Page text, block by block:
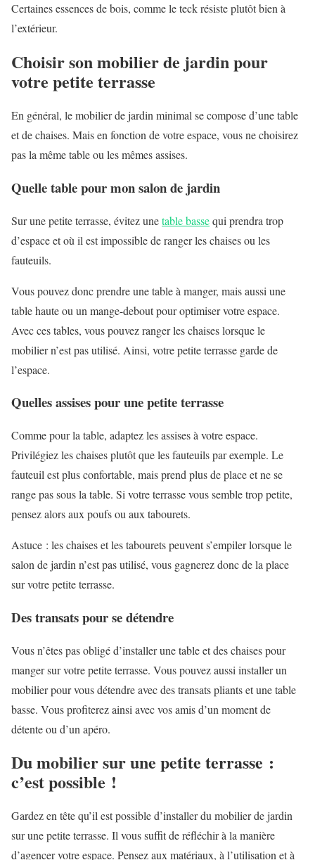
Certaines essences de bois, comme le teck résiste plutôt bien à
l’extérieur.
Choisir son mobilier de jardin pour
votre petite terrasse
En général, le mobilier de jardin minimal se compose d’une table
et de chaises. Mais en fonction de votre espace, vous ne choisirez
pas la même table ou les mêmes assises.
Quelle table pour mon salon de jardin
Sur une petite terrasse, évitez unetable bassequi prendra trop
d’espace et où il est impossible de ranger les chaises ou les
fauteuils.
Vous pouvez donc prendre une table à manger, mais aussi une
table haute ou un mange-debout pour optimiser votre espace.
Avec ces tables, vous pouvez ranger les chaises lorsque le
mobilier n’est pas utilisé. Ainsi, votre petite terrasse garde de
l’espace.
Quelles assises pour une petite terrasse
Comme pour la table, adaptez les assises à votre espace.
Privilégiez les chaises plutôt que les fauteuils par exemple. Le
fauteuil est plus confortable, mais prend plus de place et ne se
range pas sous la table. Si votre terrasse vous semble trop petite,
pensez alors aux poufs ou aux tabourets.
Astuce : les chaises et les tabourets peuvent s’empiler lorsque le
salon de jardin n’est pas utilisé, vous gagnerez donc de la place
sur votre petite terrasse.
Des transats pour se détendre
Vous n’êtes pas obligé d’installer une table et des chaises pour
manger sur votre petite terrasse. Vous pouvez aussi installer un
mobilier pour vous détendre avec des transats pliants et une table
basse. Vous profiterez ainsi avec vos amis d’un moment de
détente ou d’un apéro.
Du mobilier sur une petite terrasse :
c’est possible !
Gardez en tête qu’il est possible d’installer du mobilier de jardin
sur une petite terrasse. Il vous suffit de réfléchir à la manière
d’agencer votre espace. Pensez aux matériaux, à l’utilisation et à